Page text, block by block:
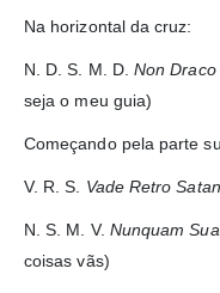
Na horizontal da cruz:
N. D. S. M. D.Non Draco
seja o meu guia)
Começando pela parte
V. R. S. Vade Retro
N. S. M. V. Nunquam
coisas vãs)